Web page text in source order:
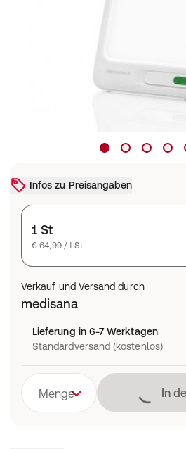
Infos zu Preisangaben
1 St
€ 64,99 / 1 St.
Verkauf und Versand durch
medisana
Lieferung in 6-7 Werktagen
Standardversand (kostenlos)
Menge Lädt
In